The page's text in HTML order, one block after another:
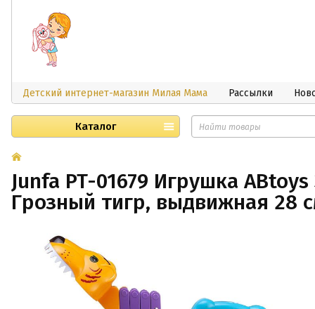
Детский интернет-магазин Милая Мама Рассылки
Каталог
Junfa PT-01679 Игрушка
Грозный тигр, выдвижная 28